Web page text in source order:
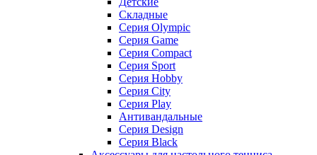
Складные
Серия Olympic
Серия Game
Серия Compact
Серия Sport
Серия Hobby
Серия City
Серия Play
Антивандальные
Серия Design
Серия Black